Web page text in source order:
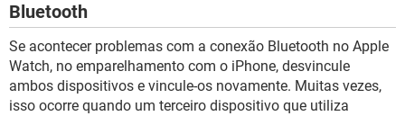
Bluetooth
Se acontecer problemas com a conexão Bluetooth no Apple
Watch, no emparelhamento com o iPhone, desvincule
ambos dispositivos e vincule-os novamente. Muitas vezes,
isso ocorre quando um terceiro dispositivo que utiliza